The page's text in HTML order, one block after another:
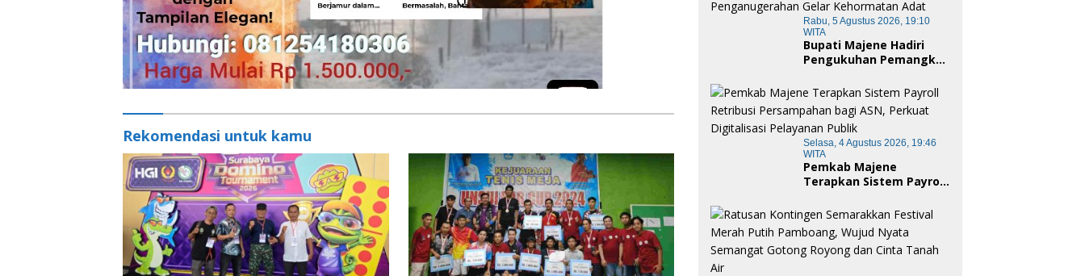
Rekomendasi untuk kamu
Rabu, 5 Agustus 2026, 19:10
WITA
Bupati Majene Hadiri
Pengukuhan Pemangku
dan Penganugerahan
Gelar Kehormatan Adat
Selasa, 4 Agustus 2026, 19:46
WITA
Pemkab Majene
Terapkan Sistem Payroll
bagi ASN, Perkuat
Digitalisasi Pelayanan
Publik